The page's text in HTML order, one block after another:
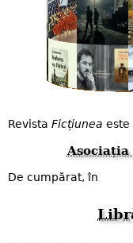
Revista Ficțiunea este
De cumpărat, în